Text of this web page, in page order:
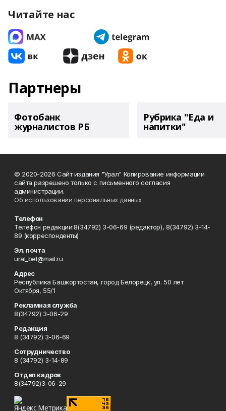
Читайте нас
Партнеры
Фотобанк
журналистов РБ
Рубрика "Еда и
напитки"
© 2020-2026 Сайт издания "Урал" Копирование информации
сайта разрешено только с письменного согласия
администрации.
Об использовании персональных данных
Телефон
Телефон редакции:8(34792) 3-06-69 (редактор), 8(34792) 3-14-
89 (корреспонденты)
Эл. почта
ural_bel@mail.ru
Адрес
Республика Башкортостан, город Белорецк, ул. 50 лет
Октября, 55/1
Рекламная служба
8(34792) 3-06-29
Редакция
8 (34792) 3-06-69
Сотрудничество
8 (34792) 3-14-89
Отдел кадров
8(34792)3-06-29